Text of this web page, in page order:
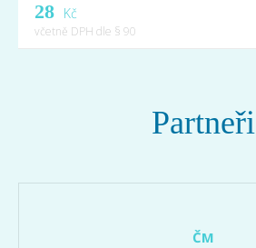
28 Kč
včetně DPH dle § 90
Partneři
ČM